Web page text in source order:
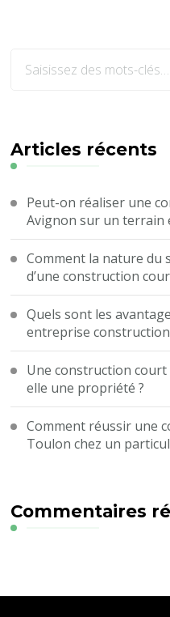
?
Articles récents
Peut-on réaliser une
Avignon sur un terrain
Comment la nature du
d’une construction
Quels sont les
entreprise
Une construction
elle une propriété ?
Comment réussir une
Toulon chez un
Commentaires